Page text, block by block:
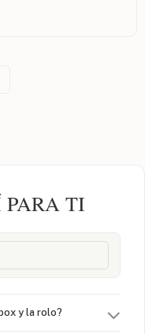
PARA TI
y la rolo?